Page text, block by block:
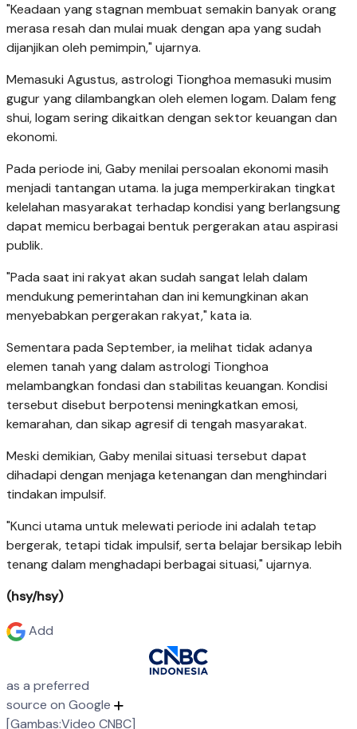
"Keadaan yang stagnan membuat semakin banyak orang
merasa resah dan mulai muak dengan apa yang sudah
dijanjikan oleh pemimpin," ujarnya.
Memasuki Agustus, astrologi Tionghoa memasuki musim
gugur yang dilambangkan oleh elemen logam. Dalam feng
shui, logam sering dikaitkan dengan sektor keuangan dan
ekonomi.
Pada periode ini, Gaby menilai persoalan ekonomi masih
menjadi tantangan utama. Ia juga memperkirakan tingkat
kelelahan masyarakat terhadap kondisi yang berlangsung
dapat memicu berbagai bentuk pergerakan atau aspirasi
publik.
"Pada saat ini rakyat akan sudah sangat lelah dalam
mendukung pemerintahan dan ini kemungkinan akan
menyebabkan pergerakan rakyat," kata ia.
Sementara pada September, ia melihat tidak adanya
elemen tanah yang dalam astrologi Tionghoa
melambangkan fondasi dan stabilitas keuangan. Kondisi
tersebut disebut berpotensi meningkatkan emosi,
kemarahan, dan sikap agresif di tengah masyarakat.
Meski demikian, Gaby menilai situasi tersebut dapat
dihadapi dengan menjaga ketenangan dan menghindari
tindakan impulsif.
"Kunci utama untuk melewati periode ini adalah tetap
bergerak, tetapi tidak impulsif, serta belajar bersikap lebih
tenang dalam menghadapi berbagai situasi," ujarnya.
(hsy/hsy)
Add
as a preferred
source on Google
[Gambas:Video CNBC]